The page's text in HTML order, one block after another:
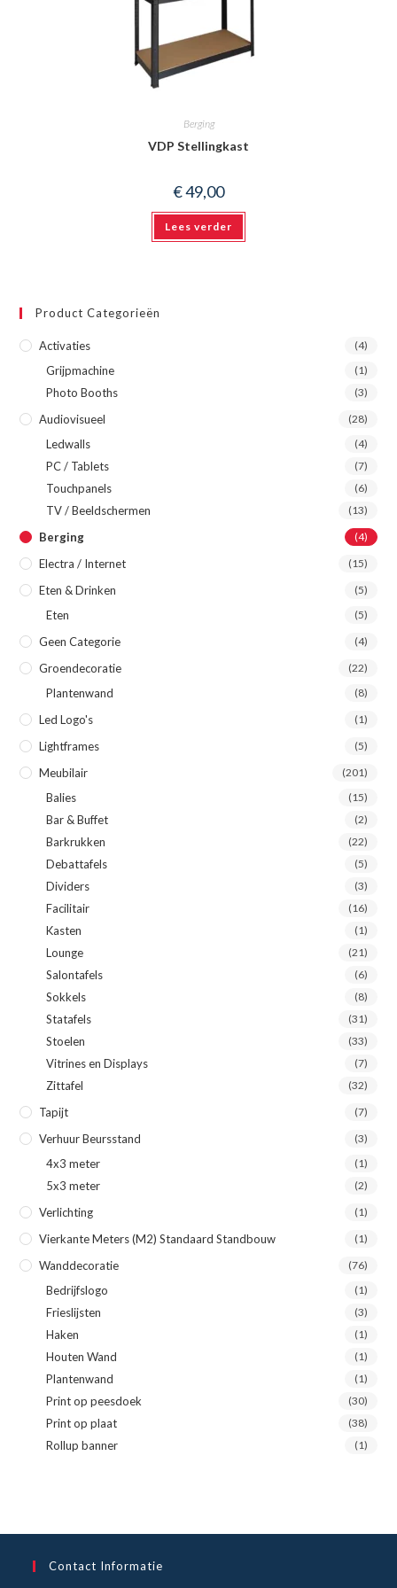
Berging
VDP Stellingkast
€49,00
Lees verder
Product Categorieën
Activaties (4)
Grijpmachine (1)
Photo Booths (3)
Audiovisueel (28)
Ledwalls (4)
PC / Tablets (7)
Touchpanels (6)
TV / Beeldschermen (13)
Berging (4)
Electra / Internet (15)
Eten & Drinken (5)
Eten (5)
Geen Categorie (4)
Groendecoratie (22)
Plantenwand (8)
Led Logo's (1)
Lightframes (5)
Meubilair (201)
Balies (15)
Bar & Buffet (2)
Barkrukken (22)
Debattafels (5)
Dividers (3)
Facilitair (16)
Kasten (1)
Lounge (21)
Salontafels (6)
Sokkels (8)
Statafels (31)
Stoelen (33)
Vitrines en Displays (7)
Zittafel (32)
Tapijt (7)
Verhuur Beursstand (3)
4x3 meter (1)
5x3 meter (2)
Verlichting (1)
Vierkante Meters (m2) Standaard Standbouw (1)
Wanddecoratie (76)
Bedrijfslogo (1)
Frieslijsten (3)
Haken (1)
Houten Wand (1)
Plantenwand (1)
Print op peesdoek (30)
Print op plaat (38)
Rollup banner (1)
Contact Informatie